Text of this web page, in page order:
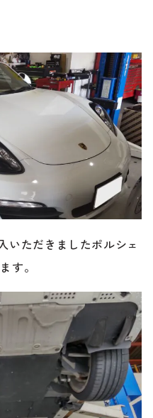
せ
タカーのご相談
意外にも、オンラインで
いただきましたポルシェ
す。